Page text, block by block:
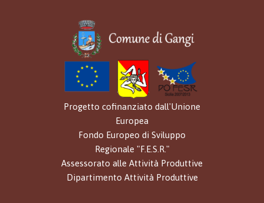
Progetto cofinanziato dall'Unione
Europea
Fondo Europeo di Sviluppo
Regionale "F.E.S.R."
Assessorato alle Attività Produttive
Dipartimento Attività Produttive